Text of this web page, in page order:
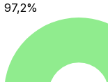
97,2%